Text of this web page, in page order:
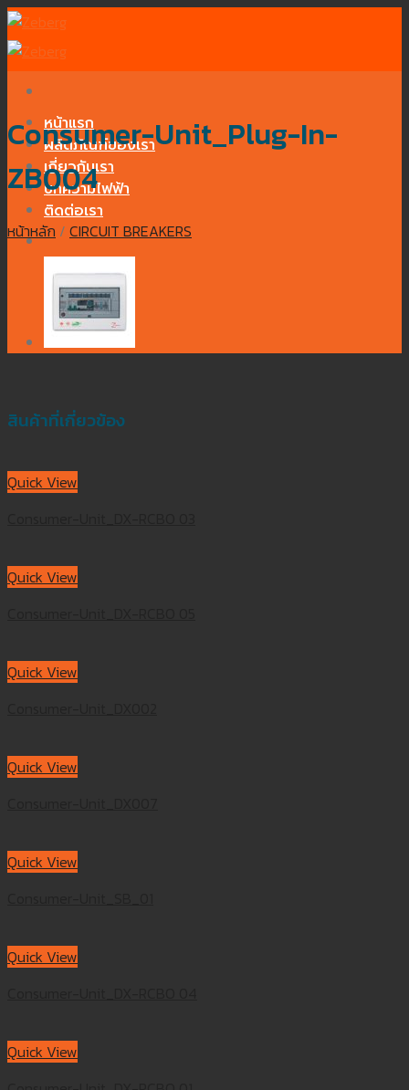
Skip
to
content
หน้าแรก
ผลิตภัณฑ์ของเรา
เกี่ยวกับเรา
บทความไฟฟ้า
ติดต่อเรา
Consumer-Unit_Plug-In-
ZB004
หน้าหลัก / CIRCUIT BREAKERS
สินค้าที่เกี่ยวข้อง
Quick View
Quick View
Quick View
Quick View
Quick View
Quick View
Quick View